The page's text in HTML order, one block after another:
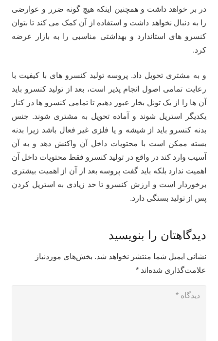
در بر خواهد داشت و همچنین اینکه هیچ گونه ضرر و عوارضی
را به دنبال نخواهد داشت و استفاده از آن کمک می کند تا بتوان
کنسرو های استاندارد و بهداشتی مناسبی را به بازار عرضه
کرد.
و به مشتری تحویل داد. پروسه تولید کنسرو های با کیفیت با
رعایت تمامی اصول انجام پذیر است، بعد از تولید کنسرو باید
آن ها را از یک تونل بخار عبور دهیم تا تمامی کنسرو ها در کنار
یکدیگر استریل شوند و آماده تحویل به مشتری شوند. جنس
بدنه کنسرو باید از شیشه و یا فلزی غیر فعال باشد زیرا بدنه
بسته ممکن است با محتویات داخل آن واکنش دهد و به آن
آسیب وارد کند در واقع در تولید کنسرو فقط محتویات داخل آن
اهمیت ندارد بلکه باید گفت پروسه بعد از آن از اهمیت بیشتری
برخوردار است و ارزش کنسرو تا حد زیادی به استریل کردن
پس از تولید بستگی دارد.
دیدگاهتان را بنویسید
نشانی ایمیل شما منتشر نخواهد شد. بخش‌های موردنیاز
علامت‌گذاری شده‌اند *